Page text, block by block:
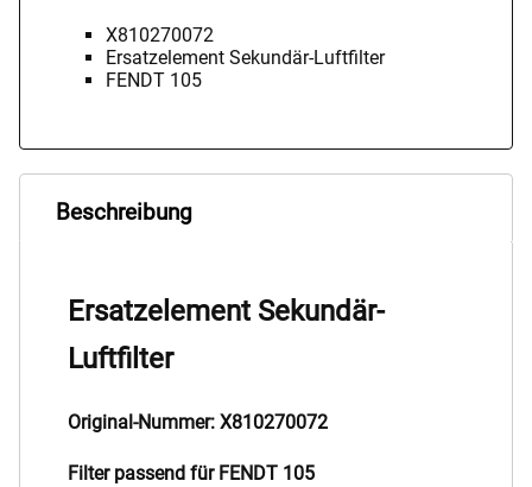
X810270072
Ersatzelement Sekundär-Luftfilter
FENDT 105
Beschreibung
Ersatzelement Sekundär-
Luftfilter
Original-Nummer: X810270072
Filter passend für FENDT 105